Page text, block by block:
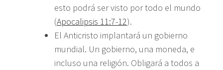
esto podrá ser visto por todo el mundo
(Apocalipsis 11:7-12).
El Anticristo implantará un gobierno
mundial. Un gobierno, una moneda, e
incluso una religión. Obligará a todos a